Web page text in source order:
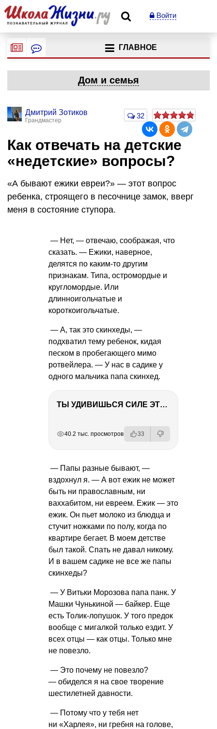
Войти
ГЛАВНОЕ
Дом и семья
Дмитрий Зотиков
Грандмастер
32
Как отвечать на детские
«недетские» вопросы?
«А бывают ежики евреи?» — этот вопрос
ребенка, строящего в песочнице замок, вверг
меня в состояние ступора.
— Нет, — отвечаю, соображая, что
сказать. — Ежики, наверное,
делятся по каким-то другим
признакам. Типа, остромордые и
кругломордые. Или
длинноигольчатые и
короткоигольчатые.
— А, так это скинхеды, —
подхватил тему ребенок, кидая
песком в пробегающего мимо
ротвейлера. — У нас в садике у
одного мальчика папа скинхед.
ТЫ УДИВИШЬСЯ СИЛЕ ЭТО ЧЕЛОВЕКА! Блог о нашей поездке в Вышний Волочек
40.2 тыс. просмотров 33
— Папы разные бывают, —
вздохнул я. — А вот ежик не может
быть ни православным, ни
ваххабитом, ни евреем. Ежик — это
ежик. Он пьет молоко из блюдца и
стучит ножками по полу, когда по
квартире бегает. В моем детстве
был такой. Спать не давал никому.
И в вашем садике не все же папы
скинхеды?
— У Витьки Морозова папа панк. У
Машки Чунькиной — байкер. Еще
есть Толик-лопушок. У того предок
вообще с мигалкой только ездит. У
всех отцы — как отцы. Только мне
не повезло.
— Это почему не повезло?
— обиделся я на свое творение
шестилетней давности.
— Потому что у тебя нет
ни «Харлея», ни гребня на голове,